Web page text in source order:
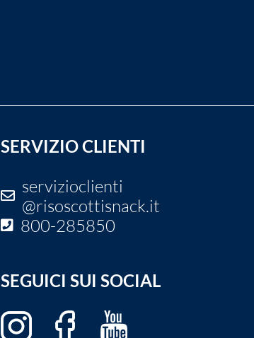
SERVIZIO CLIENTI
servizioclienti
@risoscottisnack.it
800-285850
SEGUICI SUI SOCIAL